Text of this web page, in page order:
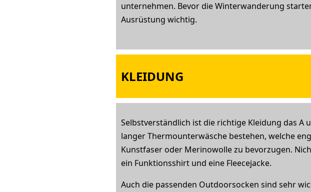
unternehmen. Bevor die Winterwanderung
Ausrüstung wichtig.
KLEIDUNG
Selbstverständlich ist die richtige Kleidung das A
langer Thermounterwäsche bestehen, welche
Kunstfaser oder Merinowolle zu bevorzugen.
ein Funktionsshirt und eine Fleecejacke.
Auch die passenden Outdoorsocken sind sehr